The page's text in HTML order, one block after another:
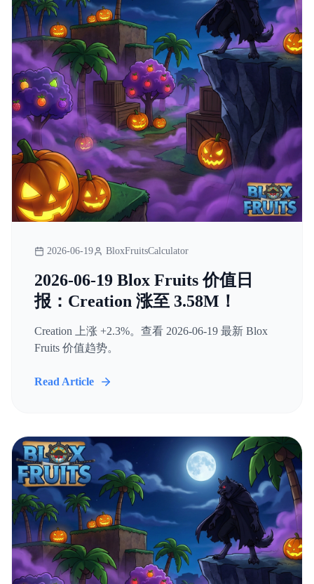
2026-06-19 BloxFruitsCalculator
2026-06-19 Blox Fruits 价值日
报：Creation 涨至 3.58M！
Creation 上涨 +2.3%。查看 2026-06-19 最新 Blox
Fruits 价值趋势。
Read Article